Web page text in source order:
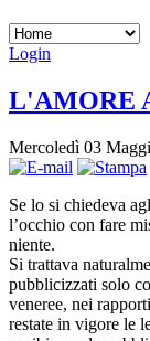
Login
L'AMORE
Mercoledì 03
Se lo si chiedeva
l’occhio con fare
niente.
Si trattava
pubblicizzati solo
veneree, nei
restate in vigore le